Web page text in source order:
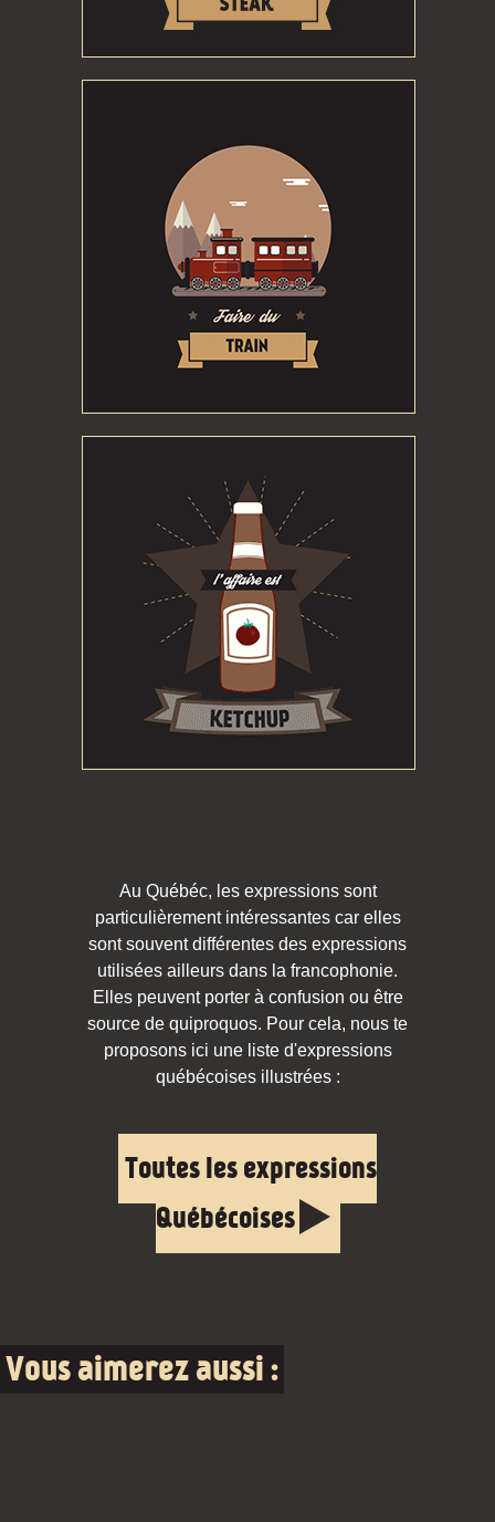
Au Québéc, les expressions sont
particulièrement intéressantes car elles
sont souvent différentes des expressions
utilisées ailleurs dans la francophonie.
Elles peuvent porter à confusion ou être
source de quiproquos. Pour cela, nous te
proposons ici une liste d'expressions
québécoises illustrées :
Toutes les expressions
Québécoises
Vous aimerez aussi :